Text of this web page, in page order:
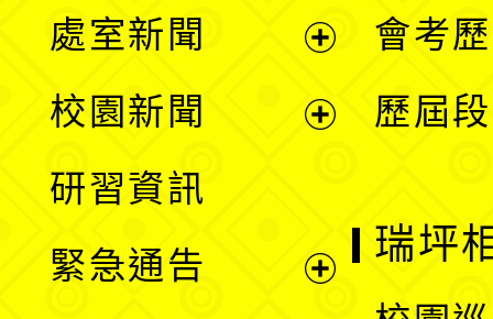
處室新聞
單
校園新聞
選
研習資訊
緊急通告
會考
歷屆
瑞坪